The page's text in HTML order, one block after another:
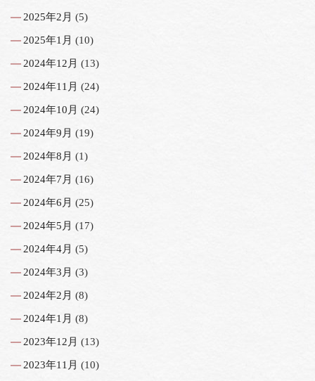
2025年2月 (5)
2025年1月 (10)
2024年12月 (13)
2024年11月 (24)
2024年10月 (24)
2024年9月 (19)
2024年8月 (1)
2024年7月 (16)
2024年6月 (25)
2024年5月 (17)
2024年4月 (5)
2024年3月 (3)
2024年2月 (8)
2024年1月 (8)
2023年12月 (13)
2023年11月 (10)